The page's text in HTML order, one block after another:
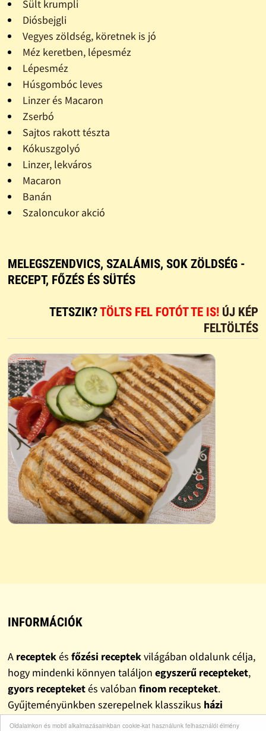
Oldalainkon és mobil alkalmazásainkban cookie-kat használunk felhasználói élmény
Sült krumpli
Diósbejgli
Vegyes zöldség, köretnek is jó
Méz keretben, lépesméz
Lépesméz
Húsgombóc leves
Linzer és Macaron
Zserbó
Sajtos rakott tészta
Kókuszgolyó
Linzer, lekváros
Macaron
Banán
Szaloncukor akció
MELEGSZENDVICS, SZALÁMIS, SOK ZÖLDSÉG -
RECEPT, FŐZÉS ÉS SÜTÉS
TETSZIK?TÖLTS FEL FOTÓT TE IS! ÚJ KÉP
FELTÖLTÉS
INFORMÁCIÓK
A receptekés főzési receptekvilágában oldalunk célja,
hogy mindenki könnyen találjon egyszerű recepteket,
gyors recepteketés valóban finom recepteket.
Gyűjteményünkben szerepelnek klasszikus házi
receptek , változatos ebéd receptek és vacsora